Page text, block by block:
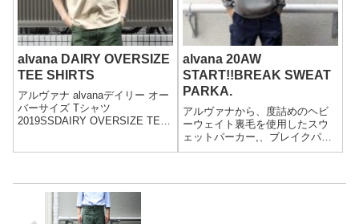
alvana DAIRY OVERSIZE
TEE SHIRTS
アルヴァナ alvanaデイリー オー
バーサイズ Tシャツ
2019SSDAIRY OVERSIZE TEE
alvana 20AW
START!!BREAK SWEAT
PARKA.
アルヴァナから、度詰めのヘビ
ーウェイト裏毛を使用したスウ
ェットパーカー,、ブレイクパー
カー。2020年秋冬モデルです。